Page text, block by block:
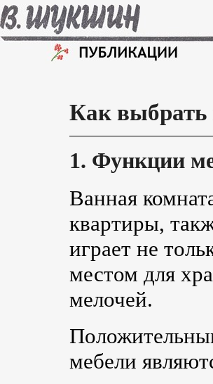
Как выбрать
1. Функции
Ванная
квартиры,
играет не
местом для
мелочей.
мебели